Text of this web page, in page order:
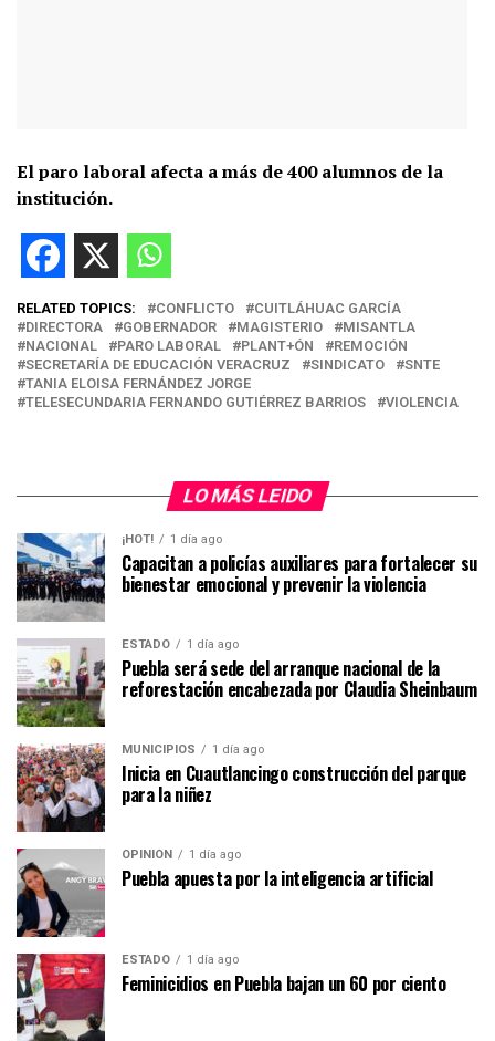
El paro laboral afecta a más de 400 alumnos de la
institución.
RELATED TOPICS: CONFLICTO
CUITLÁHUAC GARCÍA
DIRECTORA
GOBERNADOR MAGISTERIO
MISANTLA
NACIONAL
PARO LABORAL PLANT+ÓN
REMOCIÓN
SECRETARÍA DE EDUCACIÓN VERACRUZ
SINDICATO
SNTE
TANIA ELOISA FERNÁNDEZ JORGE
TELESECUNDARIA FERNANDO GUTIÉRREZ BARRIOS
VIOLENCIA
LO MÁS LEIDO
¡HOT! 1 día ago
Capacitan a policías auxiliares para fortalecer su
bienestar emocional y prevenir la violencia
ESTADO 1 día ago
Puebla será sede del arranque nacional de la
reforestación encabezada por Claudia Sheinbaum
MUNICIPIOS 1 día ago
Inicia en Cuautlancingo construcción del parque
para la niñez
OPINIÓN 1 día ago
Puebla apuesta por la inteligencia artificial
ESTADO 1 día ago
Feminicidios en Puebla bajan un 60 por ciento